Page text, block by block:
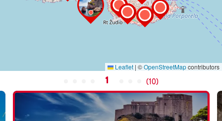
Leaflet | ©OpenStreetMapcontributors
1 (10)